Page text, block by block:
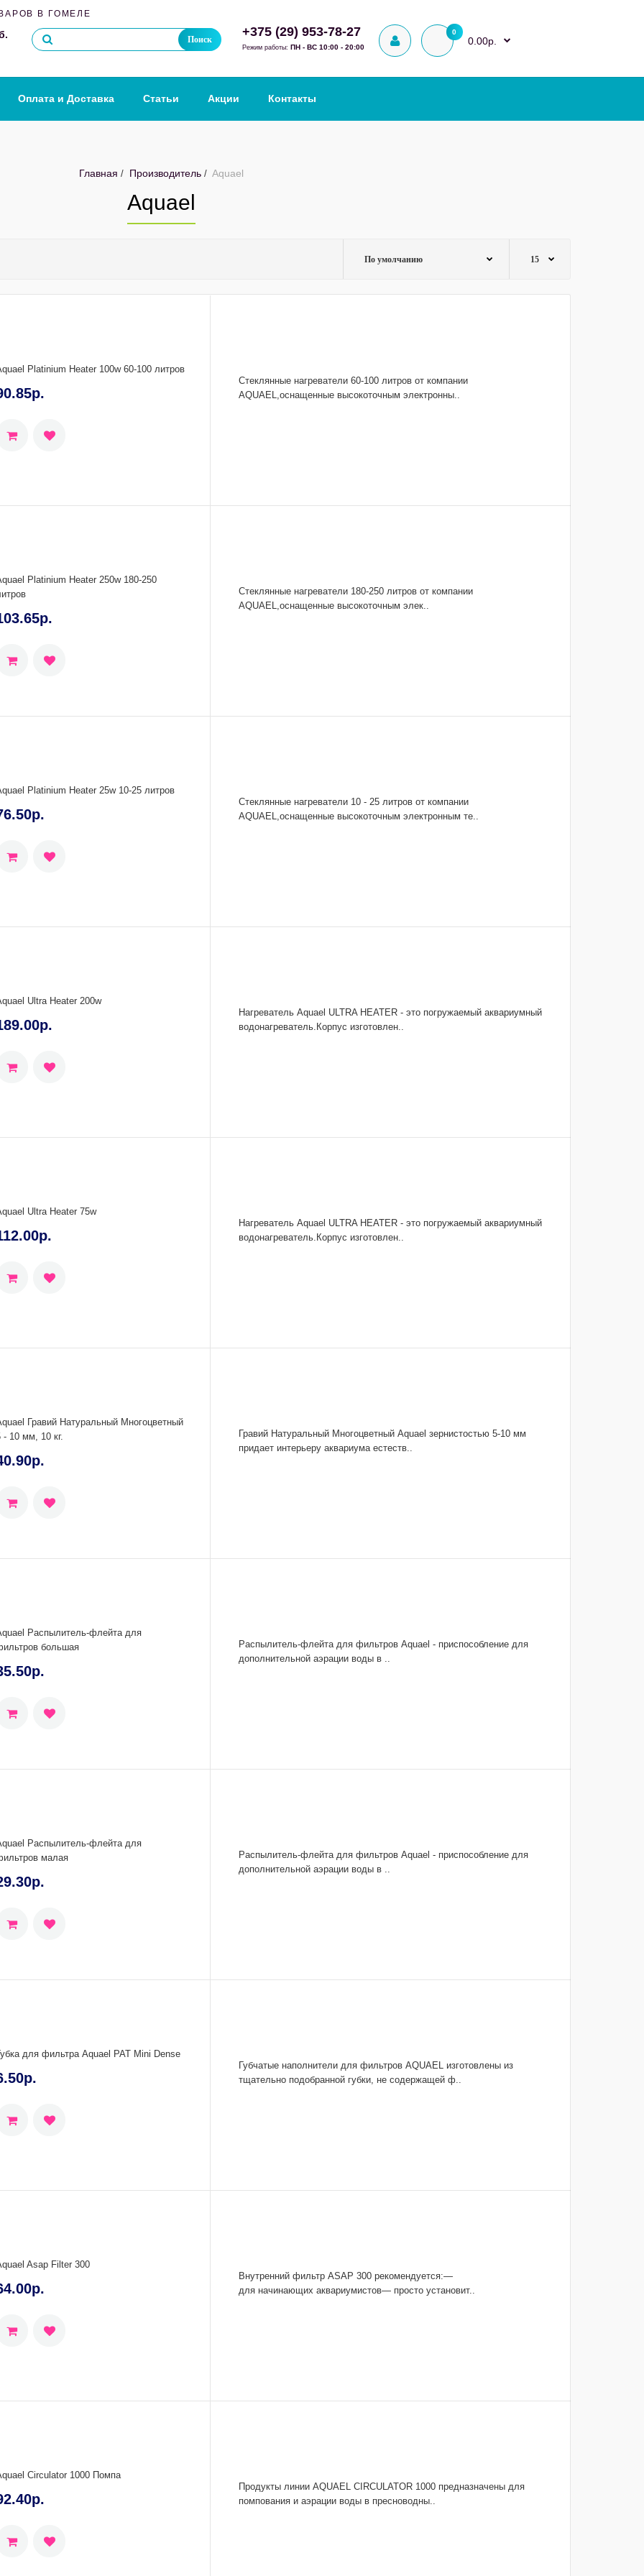
В ГОМЕЛЕ
Поиск
+375 (29) 953-78-27
Режим работы: ПН - ВС 10:00 - 20:00
0
0.00р.
Оплата и Доставка Статьи Акции Контакты
Главная Производитель Aquael
Aquael
Platinium Heater 100w 60-100 литров
Стеклянные нагреватели 60-100 литров от компании
AQUAEL,оснащенные высокоточным электронны..
Platinium Heater 250w 180-250
Стеклянные нагреватели 180-250 литров от компании
AQUAEL,оснащенные высокоточным элек..
Platinium Heater 25w 10-25 литров
Стеклянные нагреватели 10 - 25 литров от компании
AQUAEL,оснащенные высокоточным электронным те..
Ultra Heater 200w
Нагреватель Aquael ULTRA HEATER - это погружаемый аквариумный
водонагреватель.Корпус изготовлен..
Ultra Heater 75w
Нагреватель Aquael ULTRA HEATER - это погружаемый аквариумный
водонагреватель.Корпус изготовлен..
Гравий Натуральный Многоцветный
- 10 мм, 10 кг.
Гравий Натуральный Многоцветный Aquael зернистостью 5-10 мм
придает интерьеру аквариума естеств..
Распылитель-флейта для
большая
Распылитель-флейта для фильтров Aquael - приспособление для
дополнительной аэрации воды в ..
Распылитель-флейта для
малая
Распылитель-флейта для фильтров Aquael - приспособление для
дополнительной аэрации воды в ..
для фильтра Aquael PAT Mini Dense
Губчатые наполнители для фильтров AQUAEL изготовлены из
тщательно подобранной губки, не содержащей ф..
Asap Filter 300
Внутренний фильтр ASAP 300 рекомендуется:—
для начинающих аквариумистов— просто установит..
Circulator 1000 Помпа
Продукты линии AQUAEL CIRCULATOR 1000 предназначены для
помпования и аэрации воды в пресноводны..